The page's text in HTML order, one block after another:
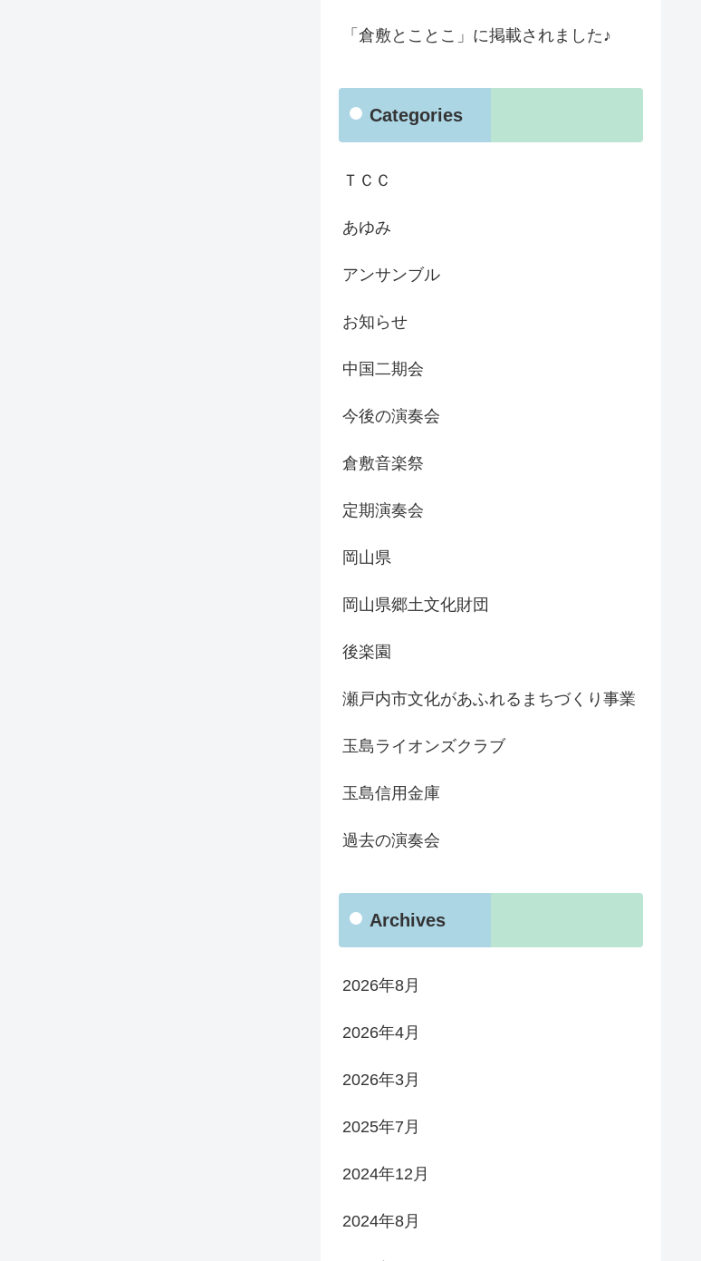
「倉敷とことこ」に掲載されました♪
Categories
ＴＣＣ
あゆみ
アンサンブル
お知らせ
中国二期会
今後の演奏会
倉敷音楽祭
定期演奏会
岡山県
岡山県郷土文化財団
後楽園
瀬戸内市文化があふれるまちづくり事業
玉島ライオンズクラブ
玉島信用金庫
過去の演奏会
Archives
2026年8月
2026年4月
2026年3月
2025年7月
2024年12月
2024年8月